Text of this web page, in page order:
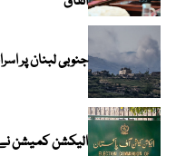
جنوبی لبنان پر
الیکشن کمیشن نے رولز 2017 میں ترمیم کا